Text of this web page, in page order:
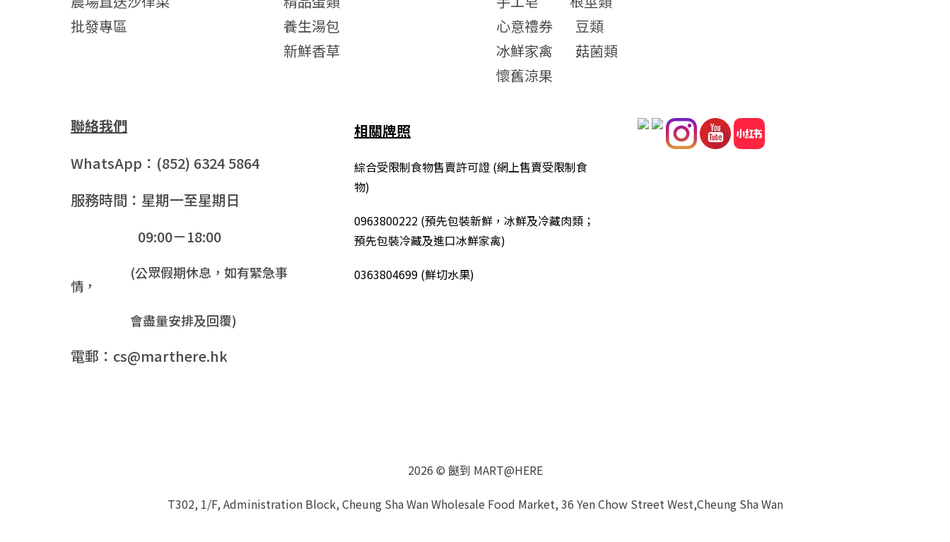
批發專區
養生湯包
新鮮香草
心意禮券
豆類
冰鮮家禽
菇菌類
懷舊涼果
聯絡我們
WhatsApp：(852) 6324 5864
服務時間：星期一至星期日
09:00－18:00
(公眾假期休息，如有緊急事
情，
會盡量安排及回覆)
電郵：cs@marthere.hk
相關牌照
綜合受限制食物售賣許可證 (網上售賣受限制食
物)
0963800222 (預先包裝新鮮，冰鮮及冷藏肉類；
預先包裝冷藏及進口冰鮮家禽)
0363804699 (鮮切水果)
2026 © 餸到 MART@HERE
T302, 1/F, Administration Block, Cheung Sha Wan Wholesale Food Market, 36 Yen Chow Street West,Cheung Sha Wan